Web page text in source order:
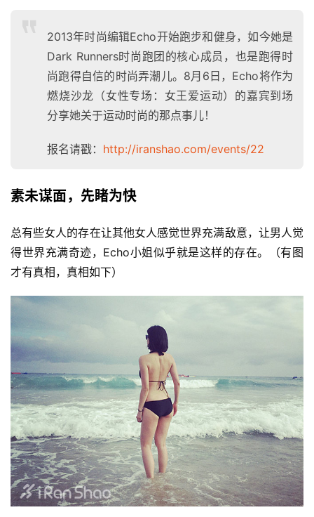
2013年时尚编辑Echo开始跑步和健身，如今她是
Dark Runners时尚跑团的核心成员，也是跑得时
尚跑得自信的时尚弄潮儿。 8月6日，Echo将作为
燃烧沙龙（女性专场：女王爱运动）的嘉宾到场
分享她关于运动时尚的那点事儿！
报名请戳： http://iranshao.com/events/22
素未谋面，先睹为快
总有些女人的存在让其他女人感觉世界充满敌意，让男人觉
得世界充满奇迹，Echo小姐似乎就是这样的存在。（有图
才有真相，真相如下）